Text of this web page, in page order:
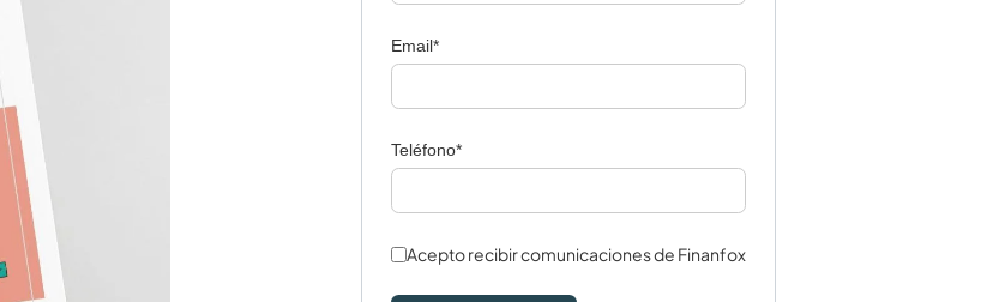
Email*
Teléfono*
​Acepto recibir comunicaciones de Finanfox